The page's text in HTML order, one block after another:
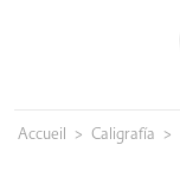
Accueil > Caligrafía >